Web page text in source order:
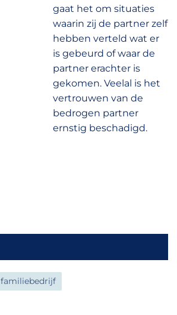
gaat het om situaties
waarin zij de partner zelf
hebben verteld wat er
is gebeurd of waar de
partner erachter is
gekomen. Veelal is het
vertrouwen van de
bedrogen partner
ernstig beschadigd.
familiebedrijf